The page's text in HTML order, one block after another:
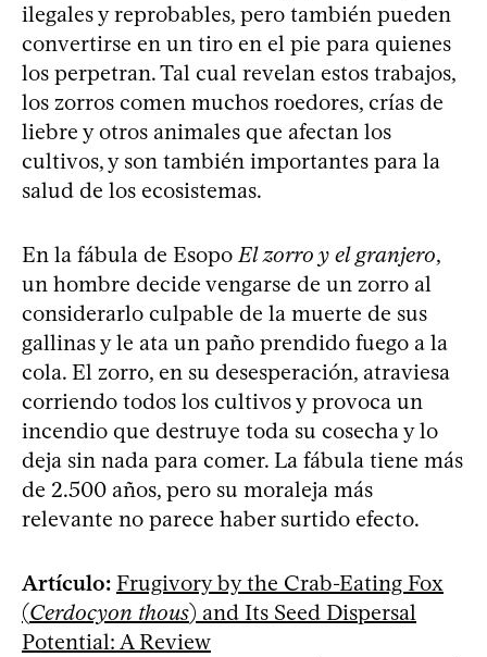
ilegales y reprobables, pero también pueden
convertirse en un tiro en el pie para quienes
los perpetran. Tal cual revelan estos trabajos,
los zorros comen muchos roedores, crías de
liebre y otros animales que afectan los
cultivos, y son también importantes para la
salud de los ecosistemas.
En la fábula de EsopoEl zorro y el granjero,
un hombre decide vengarse de un zorro al
considerarlo culpable de la muerte de sus
gallinas y le ata un paño prendido fuego a la
cola. El zorro, en su desesperación, atraviesa
corriendo todos los cultivos y provoca un
incendio que destruye toda su cosecha y lo
deja sin nada para comer. La fábula tiene más
de 2.500 años, pero su moraleja más
relevante no parece haber surtido efecto.
Artículo: Frugivory by the Crab-Eating Fox
(Cerdocyon thous) and Its Seed Dispersal
Potential: A Review